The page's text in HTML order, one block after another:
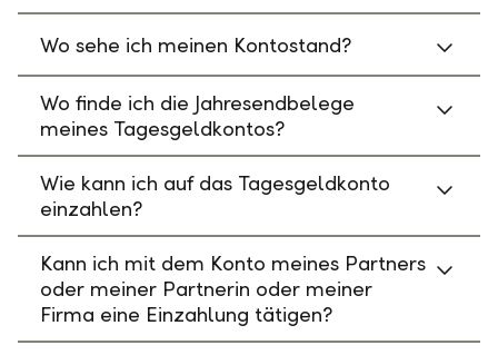
Wo sehe ich meinen Kontostand?
Wo finde ich die Jahresendbelege
meines Tagesgeldkontos?
Wie kann ich auf das Tagesgeldkonto
einzahlen?
Kann ich mit dem Konto meines Partners
oder meiner Partnerin oder meiner
Firma eine Einzahlung tätigen?